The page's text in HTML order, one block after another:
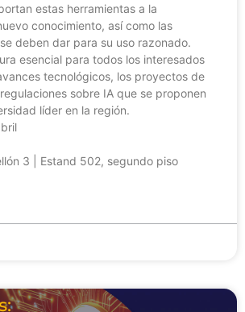
estas herramientas a la
conocimiento, así como las
deben dar para su uso razonado.
esencial para todos los interesados
tecnológicos, los proyectos de
sobre IA que se proponen
líder en la región.
3 | Estand 502, segundo piso